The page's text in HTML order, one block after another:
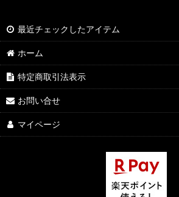
最近チェックしたアイテム
ホーム
特定商取引法表示
お問い合せ
マイページ